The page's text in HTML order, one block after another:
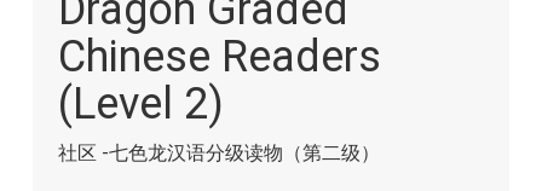
images
gallery
Chinese Readers
(Level 2)
社区 -七色龙汉语分级读物（第二级）